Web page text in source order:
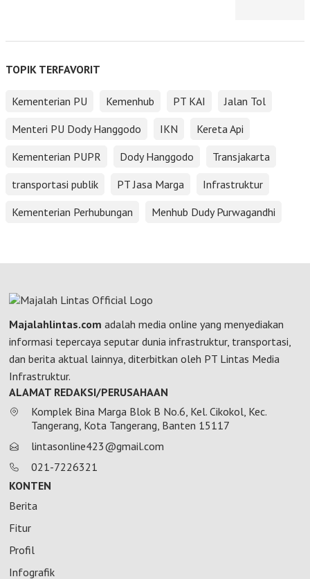
TOPIK TERFAVORIT
Kementerian PU Kemenhub PT KAI
Jalan Tol
Menteri PU Dody Hanggodo
IKN
Kereta Api
Kementerian PUPR
Dody Hanggodo
Transjakarta
transportasi publik
PT Jasa Marga
Infrastruktur
Kementerian Perhubungan
Menhub Dudy Purwagandhi
Majalahlintas.com adalah media online yang menyediakan
informasi tepercaya seputar dunia infrastruktur, transportasi,
dan berita aktual lainnya, diterbitkan oleh PT Lintas Media
Infrastruktur.
ALAMAT REDAKSI/PERUSAHAAN
Komplek Bina Marga Blok B No.6, Kel. Cikokol, Kec.
Tangerang, Kota Tangerang, Banten 15117
lintasonline423@gmail.com
021-7226321
KONTEN
Berita
Fitur
Profil
Infografik